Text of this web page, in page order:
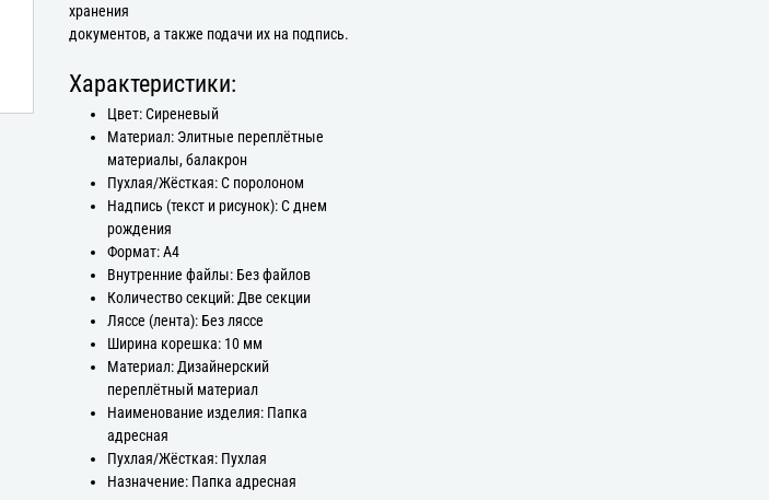
хранения
документов, а также подачи их на подпись.
Характеристики:
Цвет: Сиреневый
Материал: Элитные переплётные
материалы, балакрон
Пухлая/Жёсткая: С поролоном
Надпись (текст и рисунок): С днем
рождения
Формат: А4
Внутренние файлы: Без файлов
Количество секций: Две секции
Ляссе (лента): Без ляссе
Ширина корешка: 10 мм
Материал: Дизайнерский
переплётный материал
Наименование изделия: Папка
адресная
Пухлая/Жёсткая: Пухлая
Назначение: Папка адресная